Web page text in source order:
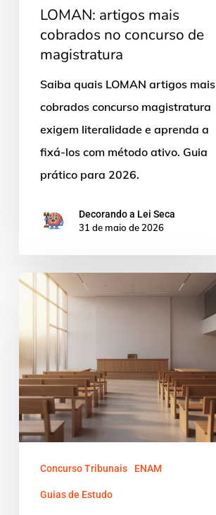
LOMAN: artigos mais
cobrados no concurso de
magistratura
Saiba quais LOMAN artigos mais
cobrados concurso magistratura
exigem literalidade e aprenda a
fixá-los com método ativo. Guia
prático para 2026.
Decorando a Lei Seca
31 de maio de 2026
Concurso
2026:
guia
essencial
com
salários,
editais
Concurso Tribunais ENAM
Guias de Estudo